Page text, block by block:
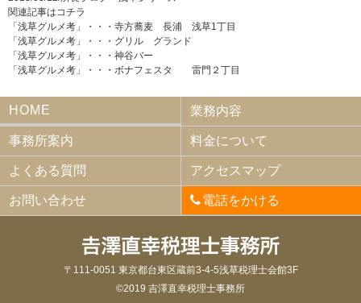
関連記事はコチラ
「浅草グルメ考」・・・寺方蕎麦 長浦 浅草1丁目
「浅草グルメ考」・・・グリル グランド
「浅草グルメ考」・・・神谷バー
「浅草グルメ考」・・・ボナフェスタ 雷門２丁目
HOME 業務内容
事務所案内 料金について
よくある質問 アクセスマップ
お問い合わせ 電話をかける
〒111-0051 東京都台東区蔵前3-4-5浅草税理士会館3F
©2019 吉澤直幸税理士事務所